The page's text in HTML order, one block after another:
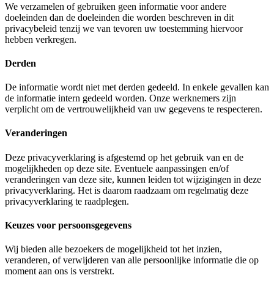
We verzamelen of gebruiken geen informatie voor andere
doeleinden dan de doeleinden die worden beschreven in dit
privacybeleid tenzij we van tevoren uw toestemming hiervoor
hebben verkregen.
Derden
De informatie wordt niet met derden gedeeld. In enkele gevallen kan
de informatie intern gedeeld worden. Onze werknemers zijn
verplicht om de vertrouwelijkheid van uw gegevens te respecteren.
Veranderingen
Deze privacyverklaring is afgestemd op het gebruik van en de
mogelijkheden op deze site. Eventuele aanpassingen en/of
veranderingen van deze site, kunnen leiden tot wijzigingen in deze
privacyverklaring. Het is daarom raadzaam om regelmatig deze
privacyverklaring te raadplegen.
Keuzes voor persoonsgegevens
Wij bieden alle bezoekers de mogelijkheid tot het inzien,
veranderen, of verwijderen van alle persoonlijke informatie die op
moment aan ons is verstrekt.